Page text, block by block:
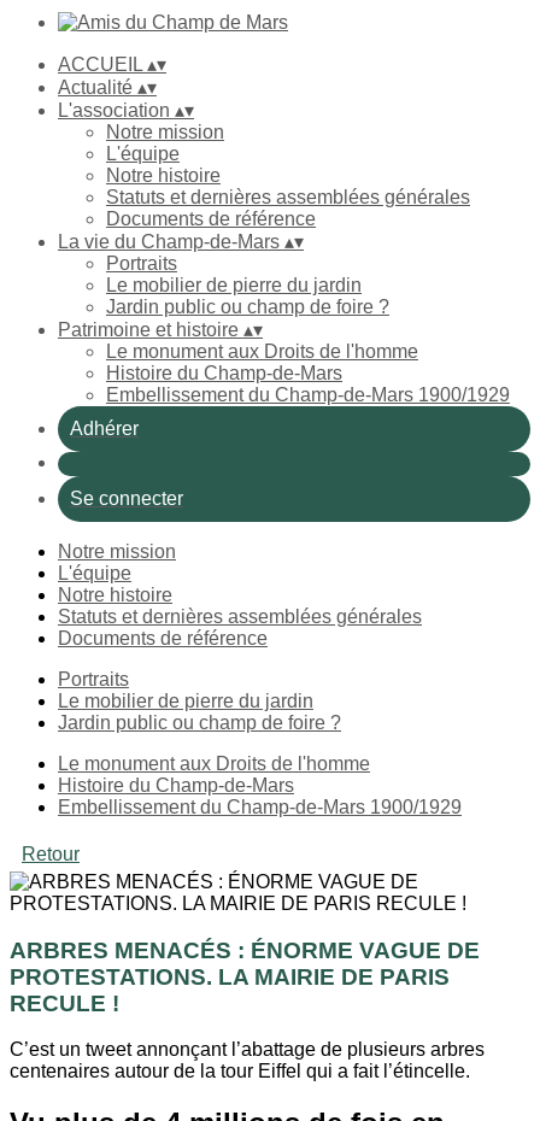
ACCUEIL ▴▾
Actualité ▴▾
L'association ▴▾
Notre mission
L'équipe
Notre histoire
Statuts et dernières assemblées générales
Documents de référence
La vie du Champ-de-Mars ▴▾
Portraits
Le mobilier de pierre du jardin
Jardin public ou champ de foire ?
Patrimoine et histoire ▴▾
Le monument aux Droits de l'homme
Histoire du Champ-de-Mars
Embellissement du Champ-de-Mars 1900/1929
Adhérer
Se connecter
Notre mission
L'équipe
Notre histoire
Statuts et dernières assemblées générales
Documents de référence
Portraits
Le mobilier de pierre du jardin
Jardin public ou champ de foire ?
Le monument aux Droits de l'homme
Histoire du Champ-de-Mars
Embellissement du Champ-de-Mars 1900/1929
Retour
ARBRES MENACÉS : ÉNORME VAGUE DE
PROTESTATIONS. LA MAIRIE DE PARIS
RECULE !
C’est un tweet annonçant l’abattage de plusieurs arbres
centenaires autour de la tour Eiffel qui a fait l’étincelle.